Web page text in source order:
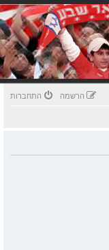
התחברות הרשמה